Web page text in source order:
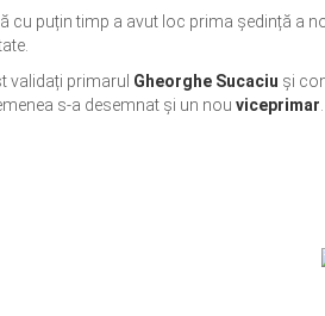
cu puțin timp a avut loc prima ședință a
validați primarul Gheorghe Sucaciu și
s-a desemnat și un nou viceprimar